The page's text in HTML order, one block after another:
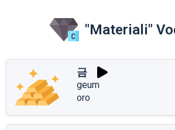
"Materiali"
금
geum
oro